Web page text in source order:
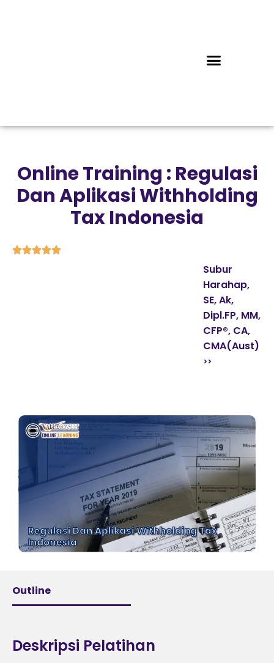
Online Training : Regulasi
Dan Aplikasi Withholding
Tax Indonesia

Subur
Harahap,
SE, Ak,
Dipl.FP, MM,
CFP®, CA,
CMA(Aust)
Outline
Deskripsi Pelatihan